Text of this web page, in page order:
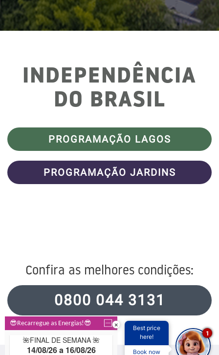
INDEPENDÊNCIA
DO BRASIL
PROGRAMAÇÃO LAGOS
PROGRAMAÇÃO JARDINS
Confira as melhores condições:
0800 044 3131
×
Best price
here!
Book now
1